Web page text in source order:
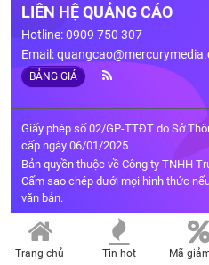
LIÊN HỆ QUẢNG CÁO
Hotline: 0909 750 307
Email:
BẢNG GIÁ
Giấy phép số 02/GP-TTĐT do Sở
cấp ngày 06/01/2025
Bản quyền thuộc về Công ty TNHH
Cấm sao chép dưới mọi hình thức
văn bản.
Trang chủ Tin hot Mã